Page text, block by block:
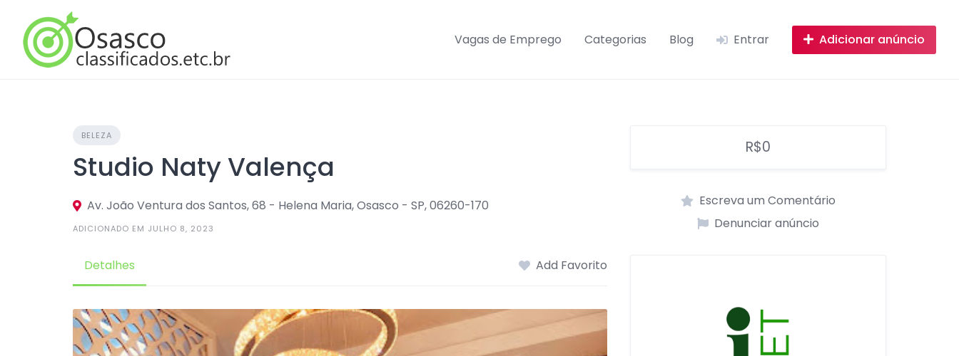
content
Vagas de Emprego Categorias Blog Entrar Adicionar anúncio
BELEZA
Studio Naty Valença
Av. João Ventura dos Santos, 68 - Helena Maria, Osasco - SP, 06260-170
ADICIONADO EM JULHO 8, 2023
Detalhes Add Favorito
R$0
Escreva um Comentário
Denunciar anúncio